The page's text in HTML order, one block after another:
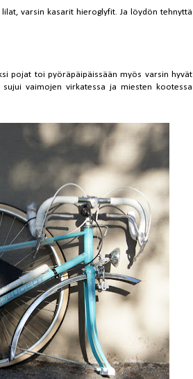
varsin kasarit hieroglyfit. Ja löydön tehnyttä
pojat toi pyöräpäipäissään myös varsin hyvät
vaimojen virkatessa ja miesten kootessa